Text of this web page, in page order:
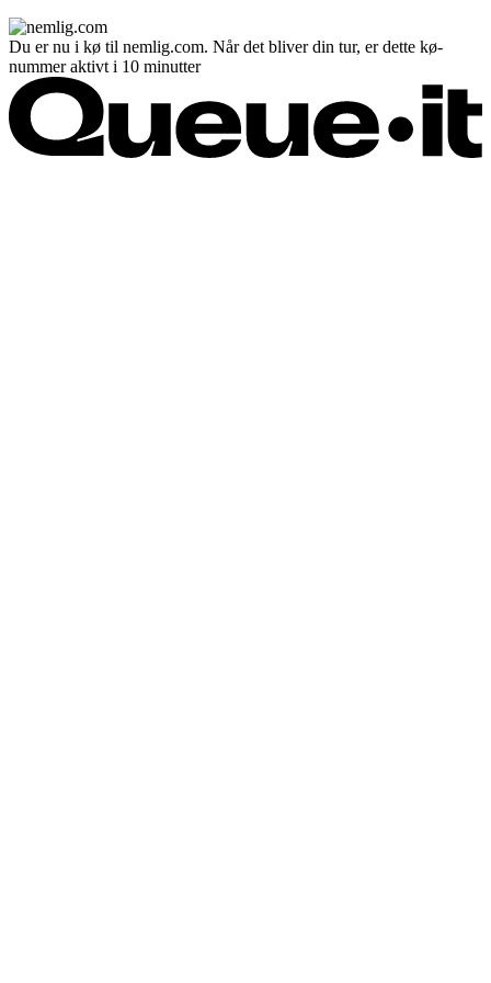
Du er nu i kø til nemlig.com. Når det bliver din tur, er dette kø-
nummer aktivt i 10 minutter